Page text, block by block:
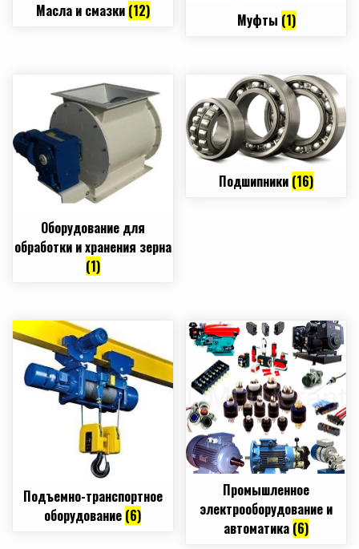
Масла и смазки (12) Муфты (1)
Оборудование для
обработки и хранения зерна
(1)
Подшипники (16)
Подъемно-транспортное
оборудование (6)
Промышленное
электрооборудование и
автоматика (6)